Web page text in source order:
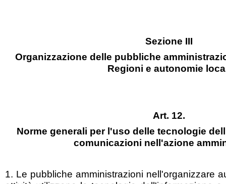
Sezione III
Organizzazione delle pubbliche
Regioni e autonomie
Art. 12.
Norme generali per l'uso delle tecnologie
comunicazioni nell'azione
1. Le pubbliche amministrazioni nell'organizzare